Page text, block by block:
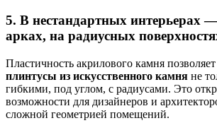
5. В нестандартных интерьерах
арках, на радиусных
Пластичность акрилового камня позволяет
плинтусы из искусственного камня не
гибкими, под углом, с радиусами. Это
возможности для дизайнеров и
сложной геометрией помещений.